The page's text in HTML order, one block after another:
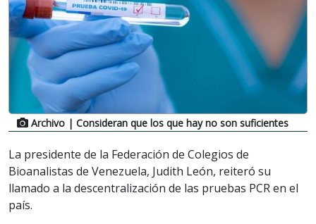
Archivo | Consideran que los que hay no son suficientes
La presidente de la Federación de Colegios de
Bioanalistas de Venezuela, Judith León, reiteró su
llamado a la descentralización de las pruebas PCR en el
país.